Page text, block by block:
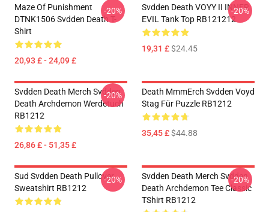
Maze Of Punishment
DTNK1506 Svdden Death T-
Shirt
20,93 £ - 24,09 £
-20%
Svdden Death VOYY II INNER
EVIL Tank Top RB121212
19,31 £$24.45
-20%
Svdden Death Merch Svdden
Death Archdemon Werdetuch
RB1212
26,86 £ - 51,35 £
-20%
Death MmmErch Svdden Voyd
Stag Für Puzzle RB1212
35,45 £$44.88
Sud Svdden Death Pullover
Sweatshirt RB1212
-20%
Svdden Death Merch Svdden
Death Archdemon Tee Classic
TShirt RB1212
-20%